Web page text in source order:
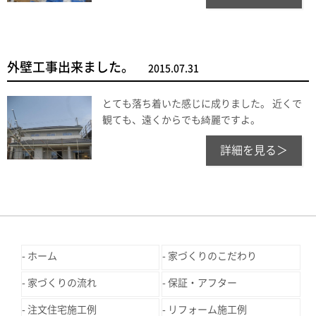
外壁工事出来ました。 2015.07.31
とても落ち着いた感じに成りました。 近くで
観ても、遠くからでも綺麗ですよ。
詳細を見る＞
ホーム 家づくりのこだわり
家づくりの流れ 保証・アフター
注文住宅施工例 リフォーム施工例